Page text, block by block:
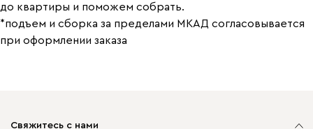
до квартиры и поможем собрать.
*подъем и сборка за пределами МКАД согласовывается
при оформлении заказа
Свяжитесь с нами